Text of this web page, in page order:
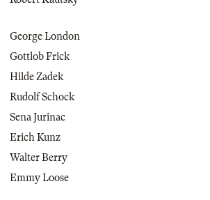
George London
Gottlob Frick
Hilde Zadek
Rudolf Schock
Sena Jurinac
Erich Kunz
Walter Berry
Emmy Loose